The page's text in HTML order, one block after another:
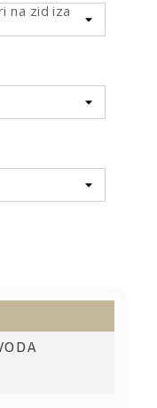
na zid iza